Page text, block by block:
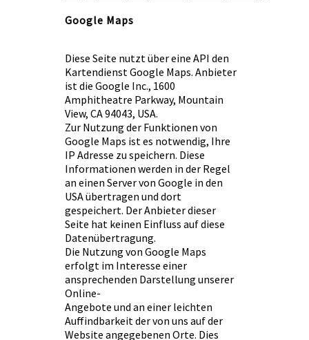
Google Maps
Diese Seite nutzt über eine API den
Kartendienst Google Maps. Anbieter
ist die Google Inc., 1600
Amphitheatre Parkway, Mountain
View, CA 94043, USA.
Zur Nutzung der Funktionen von
Google Maps ist es notwendig, Ihre
IP Adresse zu speichern. Diese
Informationen werden in der Regel
an einen Server von Google in den
USA übertragen und dort
gespeichert. Der Anbieter dieser
Seite hat keinen Einfluss auf diese
Datenübertragung.
Die Nutzung von Google Maps
erfolgt im Interesse einer
ansprechenden Darstellung unserer
Online-
Angebote und an einer leichten
Auffindbarkeit der von uns auf der
Website angegebenen Orte. Dies